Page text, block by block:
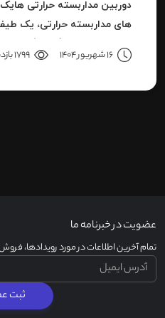
دوربین مداربسته حرارتی
های مداربسته حرارتی، یک
سری دوربین هاست.
16 شهریور 1404 1799 بازدید
عضویت در خبرنامه ما
تمام آخرین اطلاعات در مورد رویدادها،
ثبت